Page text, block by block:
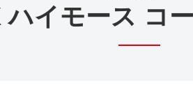
ハイモース コ